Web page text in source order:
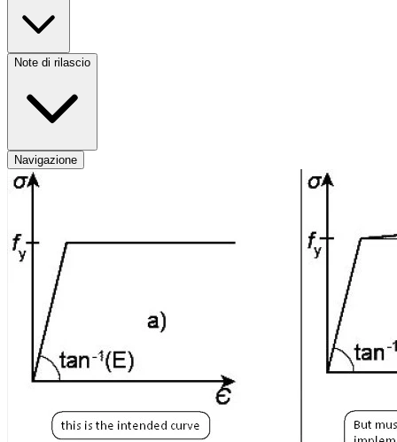
Note di rilascio
Navigazione